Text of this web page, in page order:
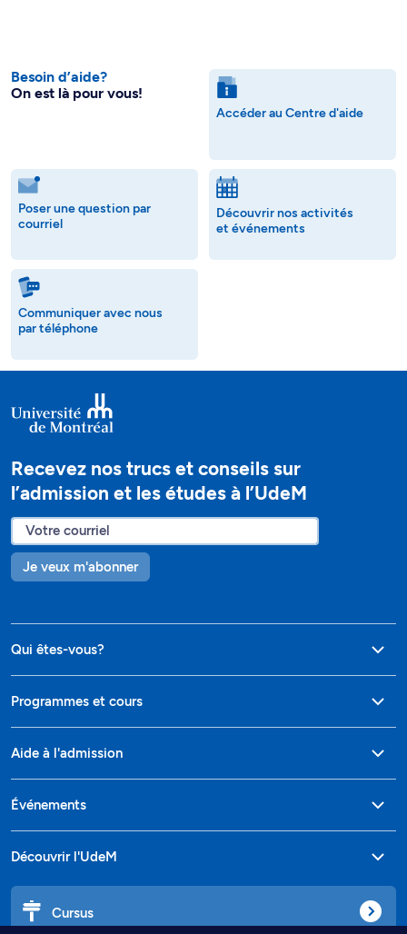
Besoin d’aide?
On est là pour vous!
Accéder au Centre d'aide
Poser une question par
courriel
Découvrir nos activités
et événements
Communiquer avec nous
par téléphone
Recevez nos trucs et conseils sur
l’admission et les études à l’UdeM
Je veux m'abonner
Qui êtes-vous?
Programmes et cours
Aide à l'admission
Événements
Découvrir l'UdeM
Cursus